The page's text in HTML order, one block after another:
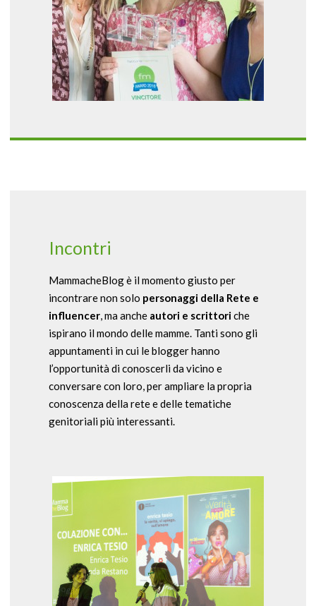
Incontri
MammacheBlog è il momento giusto per
incontrare non solo personaggi della Rete e
influencer, ma anche autori e scrittoriche
ispirano il mondo delle mamme. Tanti sono gli
appuntamenti in cui le blogger hanno
l’opportunità di conoscerli da vicino e
conversare con loro, per ampliare la propria
conoscenza della rete e delle tematiche
genitoriali più interessanti.